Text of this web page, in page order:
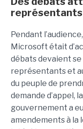
Pendant
Microsoft était
débats devaient se
représentants et
du peuple de
demande d’appel,
gouvernement a
amendements à la